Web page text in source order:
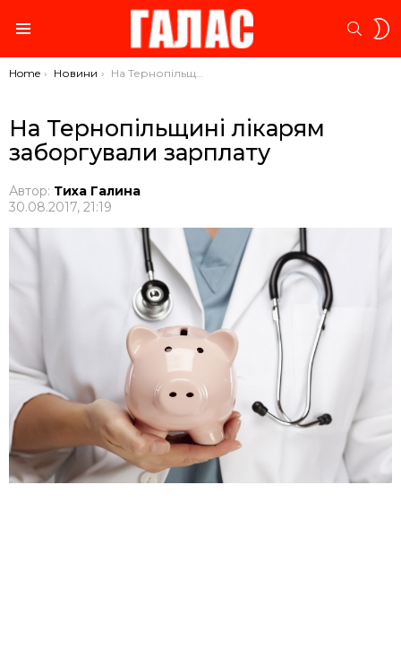
You are here:
Home Новини На Тернопільщині лікарям заборгували зарплату
На Тернопільщині лікарям
заборгували зарплату
Автор: Тиха Галина
30.08.2017, 21:19